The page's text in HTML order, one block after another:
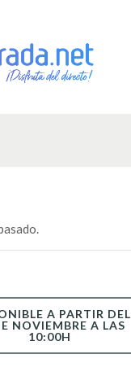
A PARTIR DEL
NOVIEMBRE A LAS
10:00H